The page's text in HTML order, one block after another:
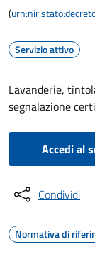
(
Servizio attivo
Lavanderie,
segnalazione
Accedi al
Condividi
Normativa di